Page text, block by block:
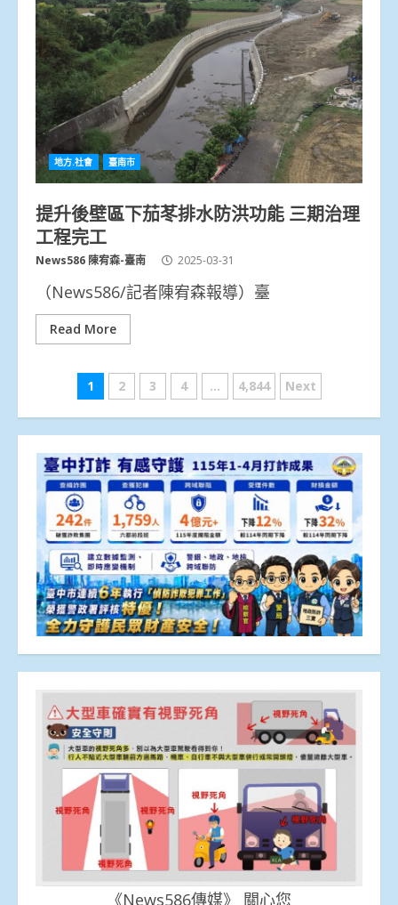
地方.社會 臺南市
提升後壁區下茄苳排水防洪功能 三期治理
工程完工
News586 陳宥森-臺南 2025-03-31
（News586/記者陳宥森報導）臺
Read More
文
章
分
頁
1 2 3 4 ... 4,844 Next
《News586傳媒》 關心您